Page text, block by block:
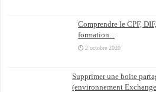
Comprendre le CPF,
formation...
2 octobre 2020
Supprimer une boite
(environnement